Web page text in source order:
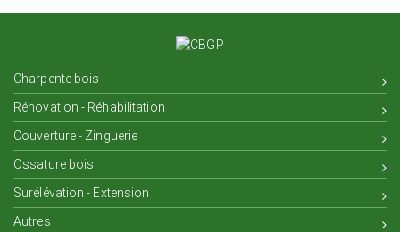
Charpente bois
Rénovation - Réhabilitation
Couverture - Zinguerie
Ossature bois
Surélévation - Extension
Autres